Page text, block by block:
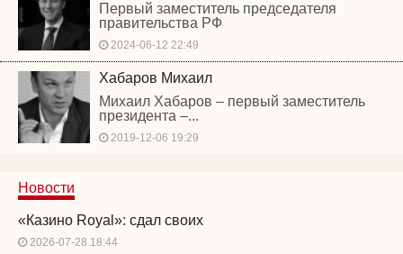
Первый заместитель председателя
правительства РФ
2024-06-12 22:49
Хабаров Михаил
Михаил Хабаров – первый заместитель
президента –...
2019-12-06 19:29
Новости
«Казино Royal»: сдал своих
2026-07-28 18:44